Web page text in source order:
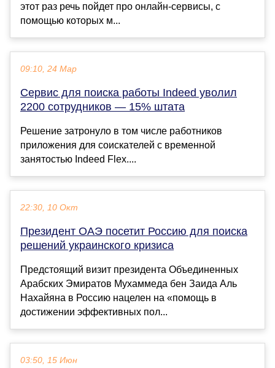
этот раз речь пойдет про онлайн-сервисы, с
помощью которых м...
09:10, 24 Мар
Сервис для поиска работы Indeed уволил
2200 сотрудников — 15% штата
Решение затронуло в том числе работников
приложения для соискателей с временной
занятостью Indeed Flex....
22:30, 10 Окт
Президент ОАЭ посетит Россию для поиска
решений украинского кризиса
Предстоящий визит президента Объединенных
Арабских Эмиратов Мухаммеда бен Заида Аль
Нахайяна в Россию нацелен на «помощь в
достижении эффективных пол...
03:50, 15 Июн